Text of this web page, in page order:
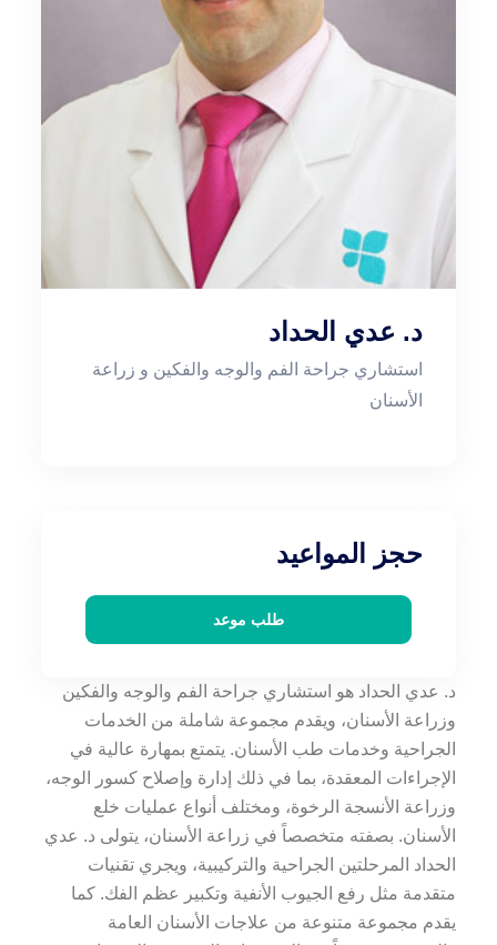
د. عدي الحداد
استشاري جراحة الفم والوجه والفكين و زراعة
الأسنان
حجز المواعيد
طلب موعد
د. عدي الحداد هو استشاري جراحة الفم والوجه والفكين
وزراعة الأسنان، ويقدم مجموعة شاملة من الخدمات
الجراحية وخدمات طب الأسنان. يتمتع بمهارة عالية في
الإجراءات المعقدة، بما في ذلك إدارة وإصلاح كسور الوجه،
وزراعة الأنسجة الرخوة، ومختلف أنواع عمليات خلع
الأسنان. بصفته متخصصاً في زراعة الأسنان، يتولى د. عدي
الحداد المرحلتين الجراحية والتركيبية، ويجري تقنيات
متقدمة مثل رفع الجيوب الأنفية وتكبير عظم الفك. كما
يقدم مجموعة متنوعة من علاجات الأسنان العامة